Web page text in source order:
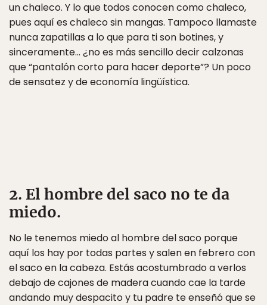
un chaleco. Y lo que todos conocen como chaleco,
pues aquí es chaleco sin mangas. Tampoco llamaste
nunca zapatillas a lo que para ti son botines, y
sinceramente… ¿no es más sencillo decir calzonas
que “pantalón corto para hacer deporte”? Un poco
de sensatez y de economía lingüística.
2. El hombre del saco no te da
miedo.
No le tenemos miedo al hombre del saco porque
aquí los hay por todas partes y salen en febrero con
el saco en la cabeza. Estás acostumbrado a verlos
debajo de cajones de madera cuando cae la tarde
andando muy despacito y tu padre te enseñó que se